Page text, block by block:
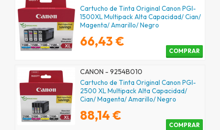
Cartucho de Tinta Original Canon PGI-
1500XL Multipack Alta Capacidad/ Cian/
Magenta/ Amarillo/ Negro
66,43 €
COMPRAR
CANON - 9254B010
Cartucho de Tinta Original Canon PGI-
2500 XL Multipack Alta Capacidad/
Cian/ Magenta/ Amarillo/ Negro
88,14 €
COMPRAR